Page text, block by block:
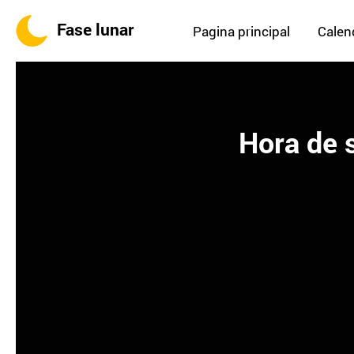
Fase lunar Pagina principal
Hora de